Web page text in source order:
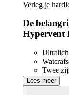
Verleg je
De
Hypervent
Twee
nemen
Eén
Lees meer